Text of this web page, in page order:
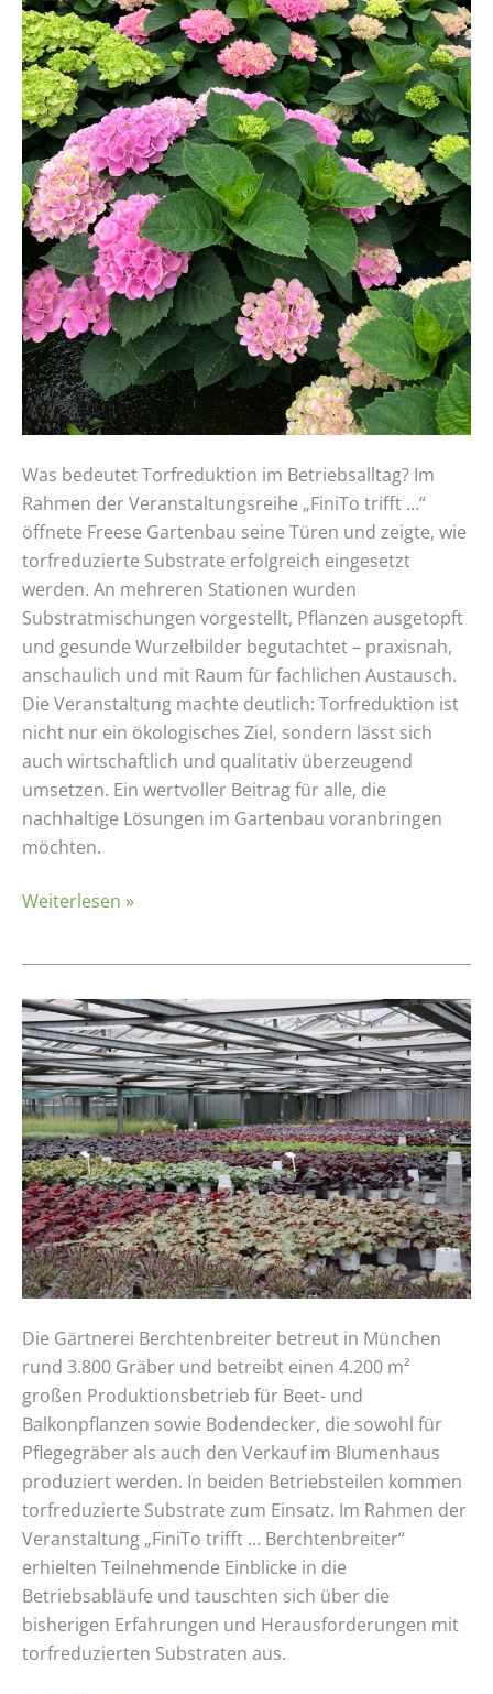
Was bedeutet Torfreduktion im Betriebsalltag? Im
Rahmen der Veranstaltungsreihe „FiniTo trifft …“
öffnete Freese Gartenbau seine Türen und zeigte, wie
torfreduzierte Substrate erfolgreich eingesetzt
werden. An mehreren Stationen wurden
Substratmischungen vorgestellt, Pflanzen ausgetopft
und gesunde Wurzelbilder begutachtet – praxisnah,
anschaulich und mit Raum für fachlichen Austausch.
Die Veranstaltung machte deutlich: Torfreduktion ist
nicht nur ein ökologisches Ziel, sondern lässt sich
auch wirtschaftlich und qualitativ überzeugend
umsetzen. Ein wertvoller Beitrag für alle, die
nachhaltige Lösungen im Gartenbau voranbringen
möchten.
Weiterlesen »
Die Gärtnerei Berchtenbreiter betreut in München
rund 3.800 Gräber und betreibt einen 4.200 m²
großen Produktionsbetrieb für Beet- und
Balkonpflanzen sowie Bodendecker, die sowohl für
Pflegegräber als auch den Verkauf im Blumenhaus
produziert werden. In beiden Betriebsteilen kommen
torfreduzierte Substrate zum Einsatz. Im Rahmen der
Veranstaltung „FiniTo trifft … Berchtenbreiter“
erhielten Teilnehmende Einblicke in die
Betriebsabläufe und tauschten sich über die
bisherigen Erfahrungen und Herausforderungen mit
torfreduzierten Substraten aus.
Betriebsbesichtigung:
Gärtnerei
Berchtenbreiter